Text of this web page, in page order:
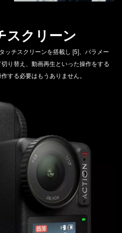
スクリーン
ッチスクリーンを搭載し [5]、パラメー
り替え、動画再生といった操作をする
する必要はもうありません。